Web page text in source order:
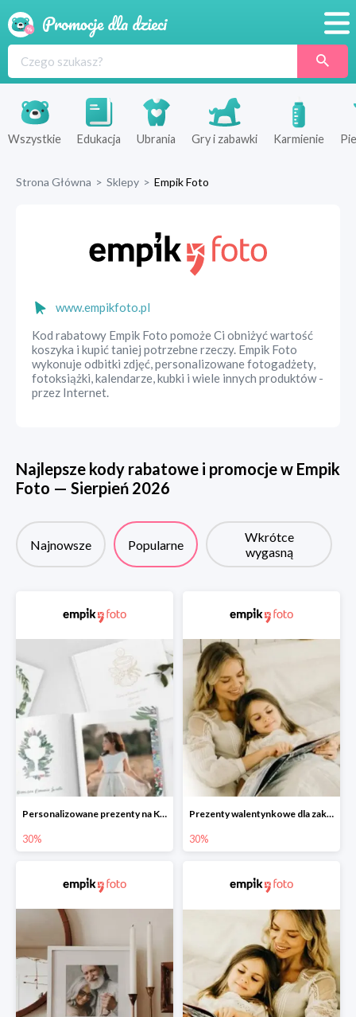
Produkty
Sklepy
Wszystkie Edukacja Ubrania Gry i zabawki Karmienie
Strona Główna > Sklepy > Empik Foto
www.empikfoto.pl
Kod rabatowy Empik Foto pomoże Ci obniżyć wartość
koszyka i kupić taniej potrzebne rzeczy. Empik Foto
wykonuje odbitki zdjęć, personalizowane fotogadżety,
fotoksiążki, kalendarze, kubki i wiele innych produktów -
przez Internet.
Najlepsze kody rabatowe i promocje w Empik
Foto — Sierpień 2026
Najnowsze Popularne
Wkrótce
wygasną
Personalizowane prezenty na Komunię w Empik Foto do -30%
30%
Prezenty walentynkowe dla zakochanych i bliskich w Empik Foto do -30%
30%